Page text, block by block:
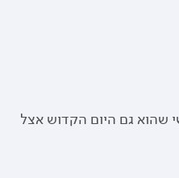
שהוא גם היום הקדוש אצל